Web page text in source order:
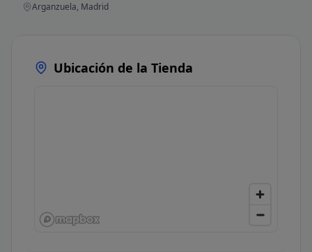
Arganzuela, Madrid
Ubicación de la Tienda